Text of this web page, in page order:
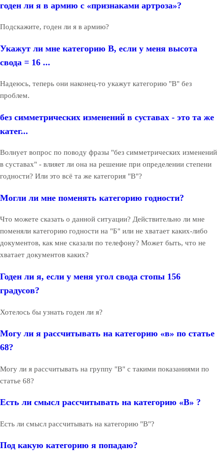
годен ли я в армию с «признаками артроза»?
Подскажите, годен ли я в армию?
Укажут ли мне категорию В, если у меня высота
свода = 16 ...
Надеюсь, теперь они наконец-то укажут категорию "В" без
проблем.
без симметрических изменений в суставах - это та же
катег...
Волнует вопрос по поводу фразы "без симметрических изменений
в суставах" - влияет ли она на решение при определении степени
годности? Или это всё та же категория "В"?
Могли ли мне поменять категорию годности?
Что можете сказать о данной ситуации? Действительно ли мне
поменяли категорию годности на "Б" или не хватает каких-либо
документов, как мне сказали по телефону? Может быть, что не
хватает документов каких?
Годен ли я, если у меня угол свода стопы 156
градусов?
Хотелось бы узнать годен ли я?
Могу ли я рассчитывать на категорию «в» по статье
68?
Могу ли я рассчитывать на группу "В" с такими показаниями по
статье 68?
Есть ли смысл рассчитывать на категорию «В» ?
Есть ли смысл рассчитывать на категорию "В"?
Под какую категорию я попадаю?